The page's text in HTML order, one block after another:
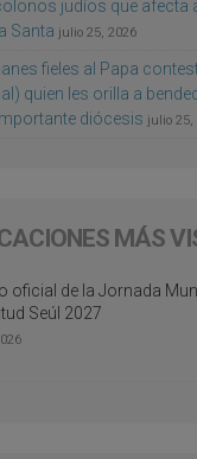
judíos que afecta
Santa julio 25, 2026
fieles al Papa
quien les orilla a
diócesis julio 25,
MÁS
oficial de la Jornada
Seúl 2027